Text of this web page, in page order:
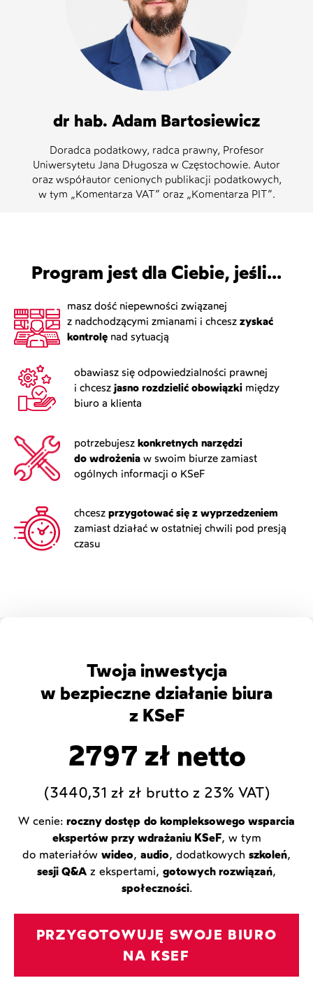
dr hab. Adam Bartosiewicz
Doradca podatkowy, radca prawny, Profesor
Uniwersytetu Jana Długosza w Częstochowie. Autor
oraz współautor cenionych publikacji podatkowych,
w tym „Komentarza VAT” oraz „Komentarza PIT”.
Program jest dla Ciebie, jeśli...
masz dość niepewności związanej
z nadchodzącymi zmianami i chceszzyskać
kontrolęnad sytuacją
obawiasz się odpowiedzialności prawnej
i chceszjasno rozdzielić obowiązkimiędzy
biuro a klienta
potrzebujesz konkretnych narzędzi
do wdrożeniaw swoim biurze zamiast
ogólnych informacji o KSeF
chcesz przygotować się z wyprzedzeniem
zamiast działać w ostatniej chwili pod presją
czasu
Twoja inwestycja
w bezpieczne działanie biura
z KSeF
2797 zł netto
(3440,31 zł zł brutto z 23% VAT)
W cenie: roczny dostęp do kompleksowego wsparcia
ekspertów przy wdrażaniu KSeF, w tym
do materiałów wideo, audio, dodatkowych szkoleń,
sesji Q&A z ekspertami, gotowych rozwiązań,
społeczności.
PRZYGOTOWUJĘ SWOJE BIURO
NA KSEF